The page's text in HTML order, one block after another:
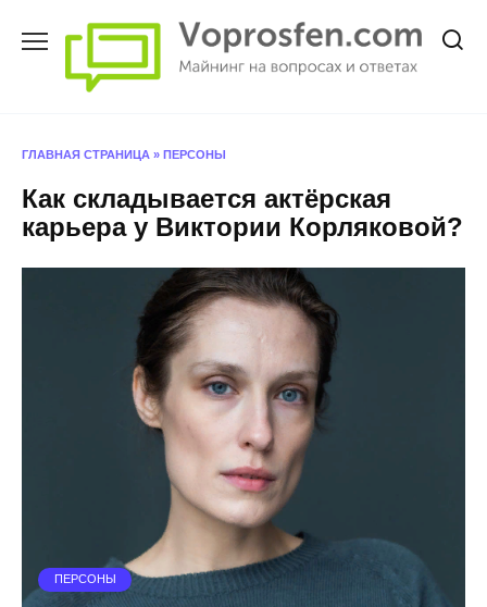
ГЛАВНАЯ СТРАНИЦА » ПЕРСОНЫ
Как складывается актёрская
карьера у Виктории Корляковой?
ПЕРСОНЫ